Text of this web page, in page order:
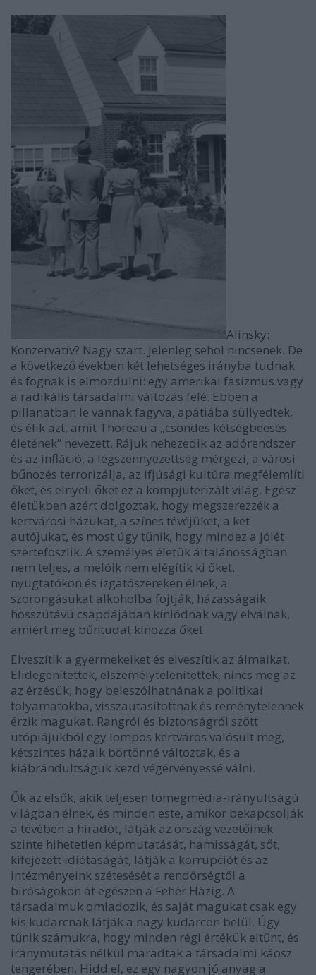
Alinsky:
Konzervatív? Nagy szart. Jelenleg sehol nincsenek. De
a következő években két lehetséges irányba tudnak
és fognak is elmozdulni: egy amerikai fasizmus vagy
a radikális társadalmi változás felé. Ebben a
pillanatban le vannak fagyva, apátiába süllyedtek,
és élik azt, amit Thoreau a „csöndes kétségbeesés
életének” nevezett. Rájuk nehezedik az adórendszer
és az infláció, a légszennyezettség mérgezi, a városi
bűnözés terrorizálja, az ifjúsági kultúra megfélemlíti
őket, és elnyeli őket ez a kompjuterizált világ. Egész
életükben azért dolgoztak, hogy megszerezzék a
kertvárosi házukat, a színes tévéjüket, a két
autójukat, és most úgy tűnik, hogy mindez a jólét
szertefoszlik. A személyes életük általánosságban
nem teljes, a melóik nem elégítik ki őket,
nyugtatókon és izgatószereken élnek, a
szorongásukat alkoholba fojtják, házasságaik
hosszútávú csapdájában kínlódnak vagy elválnak,
amiért meg bűntudat kínozza őket.
Elveszítik a gyermekeiket és elveszítik az álmaikat.
Elidegenítettek, elszemélytelenítettek, nincs meg az
az érzésük, hogy beleszólhatnának a politikai
folyamatokba, visszautasítottnak és reménytelennek
érzik magukat. Rangról és biztonságról szőtt
utópiájukból egy lompos kertváros valósult meg,
kétszintes házaik börtönné változtak, és a
kiábrándultságuk kezd végérvényessé válni.
Ők az elsők, akik teljesen tömegmédia-irányultságú
világban élnek, és minden este, amikor bekapcsolják
a tévében a híradót, látják az ország vezetőinek
szinte hihetetlen képmutatását, hamisságát, sőt,
kifejezett idiótaságát, látják a korrupciót és az
intézményeink szétesését a rendőrségtől a
bíróságokon át egészen a Fehér Házig. A
társadalmuk omladozik, és saját magukat csak egy
kis kudarcnak látják a nagy kudarcon belül. Úgy
tűnik számukra, hogy minden régi értékük eltűnt, és
iránymutatás nélkül maradtak a társadalmi káosz
tengerében. Hidd el, ez egy nagyon jó anyag a